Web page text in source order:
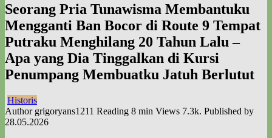
Seorang Pria Tunawisma Membantuku
Mengganti Ban Bocor di Route 9 Tempat
Putraku Menghilang 20 Tahun Lalu –
Apa yang Dia Tinggalkan di Kursi
Penumpang Membuatku Jatuh Berlutut
Historis
Author grigoryans1211 Reading 8 min Views 7.3k. Published by
28.05.2026